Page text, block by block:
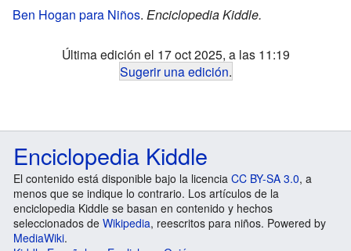
Ben Hogan para Niños. Enciclopedia Kiddle.
Última edición el 17 oct 2025, a las 11:19
Sugerir una edición.
Enciclopedia Kiddle
El contenido está disponible bajo la licencia CC BY-SA 3.0, a
menos que se indique lo contrario. Los artículos de la
enciclopedia Kiddle se basan en contenido y hechos
seleccionados de Wikipedia, reescritos para niños. Powered by
MediaWiki.